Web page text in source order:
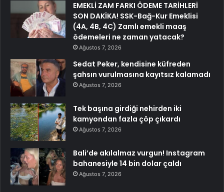
EMEKLİ ZAM FARKI ÖDEME TARİHLERİ
SON DAKİKA! SSK-Bağ-Kur Emeklisi
(4A, 4B, 4C) Zamlı emekli maaş
ödemeleri ne zaman yatacak?
Ağustos 7, 2026
Sedat Peker, kendisine küfreden
şahsın vurulmasına kayıtsız kalamadı
Ağustos 7, 2026
Tek başına girdiği nehirden iki
kamyondan fazla çöp çıkardı
Ağustos 7, 2026
Bali’de akılalmaz vurgun! Instagram
bahanesiyle 14 bin dolar çaldı
Ağustos 7, 2026